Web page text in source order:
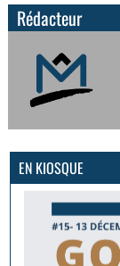
Rédacteur
EN KIOSQUE